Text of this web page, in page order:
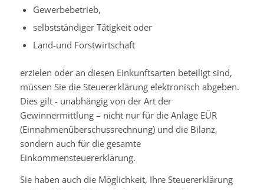
Gewerbebetrieb,
selbstständiger Tätigkeit oder
Land-und Forstwirtschaft
erzielen oder an diesen Einkunftsarten beteiligt sind,
müssen Sie die Steuererklärung elektronisch abgeben.
Dies gilt - unabhängig von der Art der
Gewinnermittlung – nicht nur für die Anlage EÜR
(Einnahmenüberschussrechnung) und die Bilanz,
sondern auch für die gesamte
Einkommensteuererklärung.
Sie haben auch die Möglichkeit, Ihre Steuererklärung